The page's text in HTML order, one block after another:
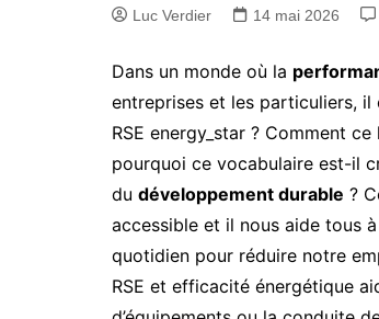
Luc Verdier 14 mai 2026
Dans un monde où la
entreprises et les particuliers, il
RSE energy_star ? Comment
pourquoi ce vocabulaire est-il
du développement durable ?
accessible et il nous aide tous
quotidien pour réduire notre
RSE et efficacité énergétique